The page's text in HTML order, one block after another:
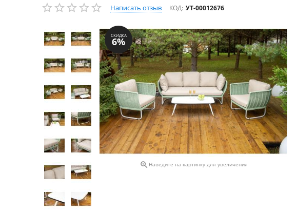
Написать отзыв КОД: УТ-00012676
СКИДКА
6%
 Наведите на картинку для увеличения